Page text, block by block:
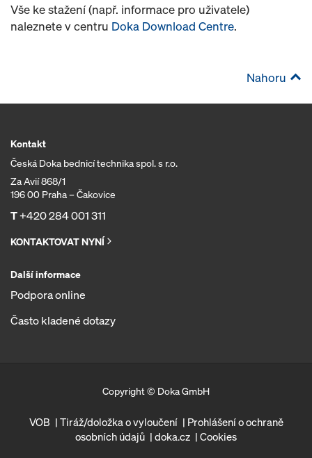
Vše ke stažení (např. informace pro uživatele)
naleznete v centru Doka Download Centre.
Nahoru
Kontakt
Česká Doka bednicí technika spol. s r.o.
Za Avií 868/1
196 00 Praha – Čakovice
T+420 284 001 311
KONTAKTOVAT NYNÍ
Další informace
Podpora online
Často kladené dotazy
Copyright © Doka GmbH
VOB Tiráž/doložka o vyloučení
Prohlášení o ochraně
osobních údajů
doka.cz Cookies